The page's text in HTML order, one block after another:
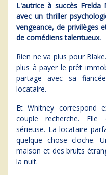
L'autrice à succès
avec un thriller
vengeance, de privilèges
de comédiens talentueux.
Rien ne va plus pour
plus à payer le prêt
partage avec sa
locataire.
Et Whitney correspond
couple recherche. Elle
sérieuse. La locataire
quelque chose cloche.
maison et des bruits
la nuit.